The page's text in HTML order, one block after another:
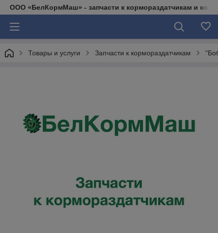
ООО «БелКормМаш» - запчасти к кормораздатчикам и
Товары и услуги Запчасти к кормораздатчикам